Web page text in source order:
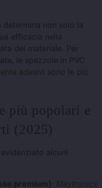
non solo la
efficacia nella
del materiale. Per
le spazzole in PVC
adesivi sono le più
più popolari e
(2025)
alcuni
premium) : Maytronics